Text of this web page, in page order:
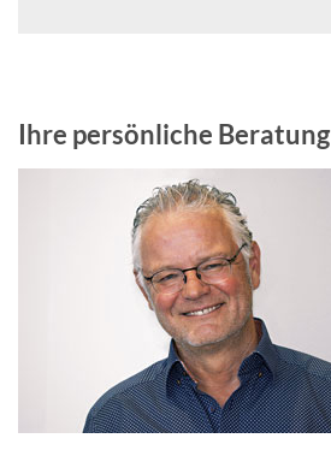
Ihre persönliche Beratung